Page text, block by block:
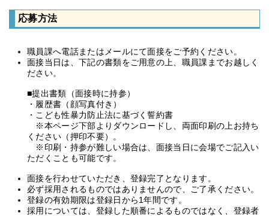
応募方法
職員課へ電話またはメールにて面接をご予約ください。
面接当日は、下記の書類をご用意の上、職員課までお越しく
ださい。
■提出書類（面接時に持参）
・履歴書（顔写真付き）
・こども性暴力防止法に基づく誓約書
※本ページ下部よりダウンロードし、両面印刷の上お持ち
ください（押印不要）。
※印刷・持参が難しい場合は、面接当日に会場でご記入い
ただくことも可能です。
面接を行わせていただき、登録完了となります。
必ず採用されるものではありませんので、ご了承ください。
登録の有効期限は登録日から1年間です。
採用については、登録した順番によるものではなく、登録者